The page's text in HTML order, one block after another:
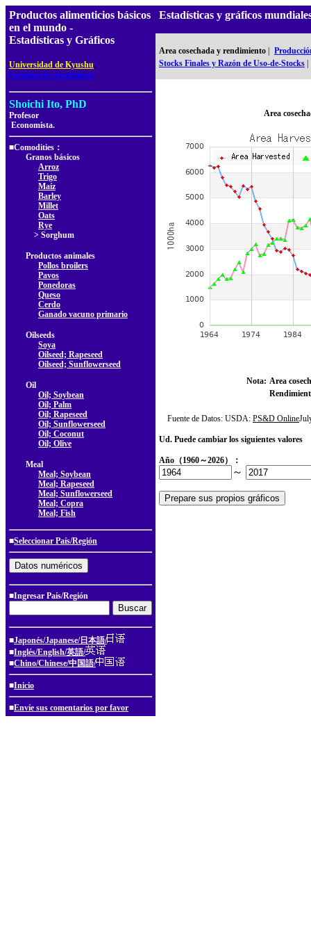
Productos alimenticios básicos
en el mundo -
Estadísticas y Gráficos
Universidad de Kyushu,
Facultad de Agricultura
Shoichi Ito, PhD
Profesor
Economista.
■Comodities：
Granos básicos
Arroz
Trigo
Maíz
Barley
Millet
Oats
Rye
> Sorghum
Productos animales
Pollos broilers
Pavos
Ponedoras
Queso
Cerdo
Ganado vacuno primario
Oilseeds
Soya
Oilseed; Rapeseed
Oilseed; Sunflowerseed
Oil
Oil; Soybean
Oil; Palm
Oil; Rapeseed
Oil; Sunflowerseed
Oil; Coconut
Oil; Olive
Meal
Meal; Soybean
Meal; Rapeseed
Meal; Sunflowerseed
Meal; Copra
Meal; Fish
■Seleccionar País/Región
■Ingresar País/Región
■Japonés/Japanese/日本語/
■Inglés/English/英語/
■Chino/Chinese/中国語/
■Inicio
■Envíe sus comentarios por favor
Estadísticas y gráficos
Area cosechada y rendimiento
Stocks Finales y Razón de Uso-de-Stocks
Area
Nota: Area
Fuente de Datos: USDA: PS&D Online
Ud. Puede cambiar los siguientes valores
Año（1960～2026）：
～